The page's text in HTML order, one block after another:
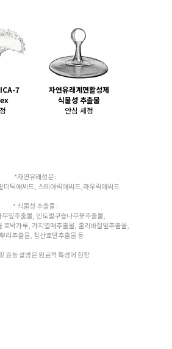
7
자연유래계면활성제
식물성 추출물
안심 세정
*자연유래성분 :
미틱애씨드, 스테아릭애씨드,라우릭애씨드
* 식물성 추출물 :
잎추출물, 인도멀구슬나무꽃추출물,
호박가루, 가지열매추출물, 홀리바질잎추출물,
리추출물, 참산호말추출물 등
효능 설명은 원료적 특성에 한함